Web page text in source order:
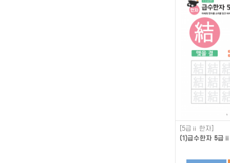
[5급ⅱ 한자]
(1)급수한자 5급